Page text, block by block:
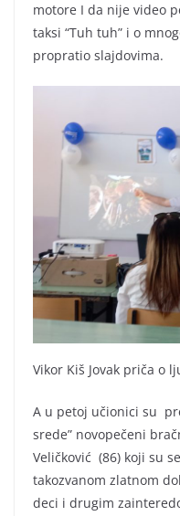
motore I da nije video
taksi “Tuh tuh” i o
propratio slajdovima.
Vikor Kiš Jovak priča o
A u petoj učionici su
srede” novopečeni
Veličković (86) koji su
takozvanom zlatnom
deci i drugim